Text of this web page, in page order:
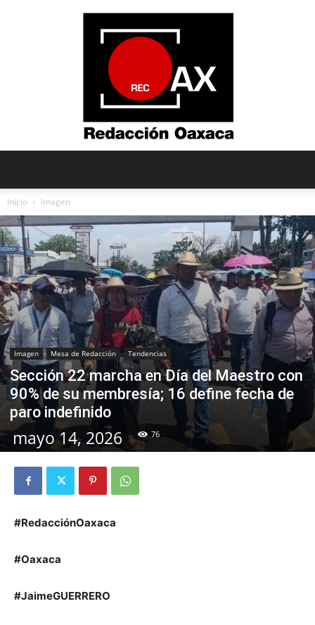
Oaxaca
Inicio Imagen
Imagen Mesa de Redacción Tendencias
Sección 22 marcha en Día del Maestro con
90% de su membresía; 16 define fecha de
paro indefinido
mayo 14, 2026 76
#RedacciónOaxaca
#Oaxaca
#JaimeGUERRERO